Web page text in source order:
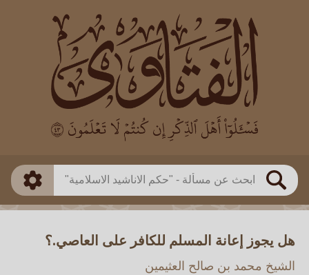
بحث
العالم
بن باز
بن العثيمين
اللجنة الدائمة
طريقة البحث
ذكي
هل يجوز إعانة المسلم للكافر على العاصي.؟
الشيخ محمد بن صالح العثيمين